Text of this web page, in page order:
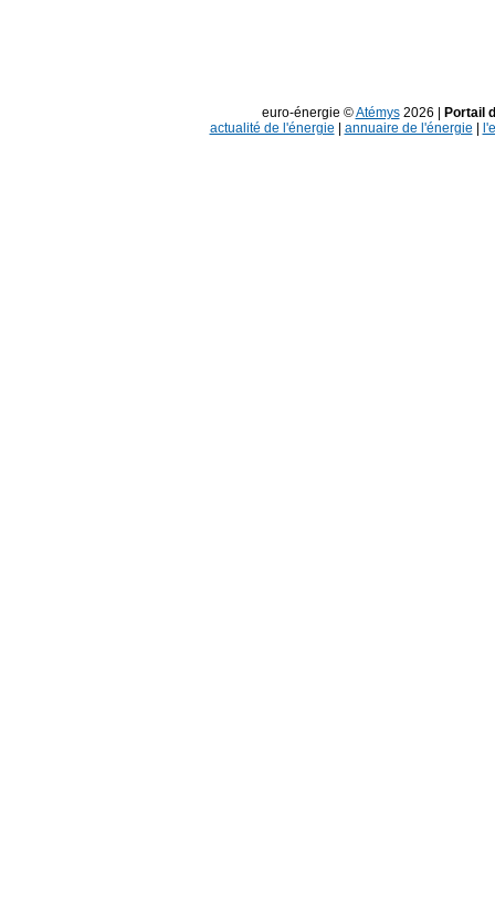
euro-énergie ©Atémys2026 |
Portail
actualité de l'énergie
annuaire de l'énergie